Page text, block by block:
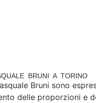
BRUNI A TORINO
Bruni sono
delle proporzioni e